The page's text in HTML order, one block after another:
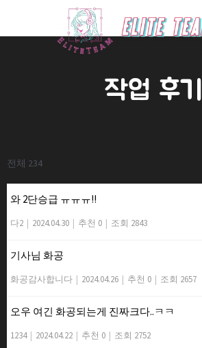
작업 후기
전체 234
와 2단승급 ㅠㅠㅠ!!
다2 | 2024.04.30 | 추천 0 | 조회 2843
기사님 화공
화공감사합니다 | 2024.04.26 | 추천 0 | 조회 2657
오우 여긴 화공되는게 진짜크다..ㅋㅋ
1234 | 2024.04.22 | 추천 0 | 조회 2752